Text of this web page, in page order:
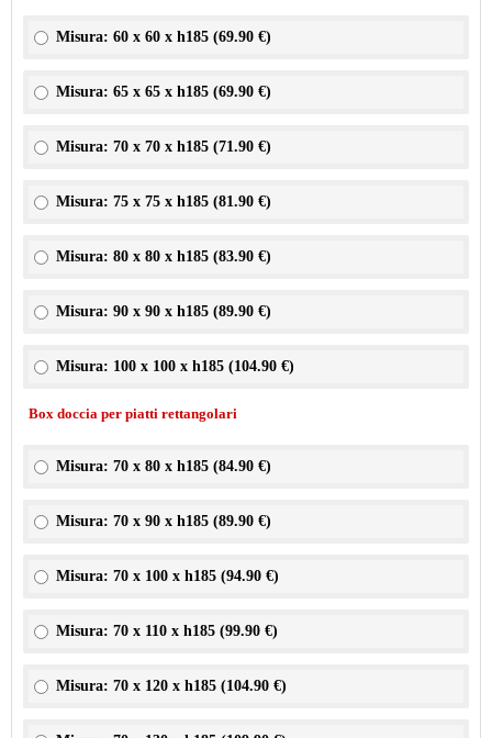
Misura: 60 x 60 x h185 (69.90 €)
Misura: 65 x 65 x h185 (69.90 €)
Misura: 70 x 70 x h185 (71.90 €)
Misura: 75 x 75 x h185 (81.90 €)
Misura: 80 x 80 x h185 (83.90 €)
Misura: 90 x 90 x h185 (89.90 €)
Misura: 100 x 100 x h185 (104.90 €)
Box doccia per piatti rettangolari
Misura: 70 x 80 x h185 (84.90 €)
Misura: 70 x 90 x h185 (89.90 €)
Misura: 70 x 100 x h185 (94.90 €)
Misura: 70 x 110 x h185 (99.90 €)
Misura: 70 x 120 x h185 (104.90 €)